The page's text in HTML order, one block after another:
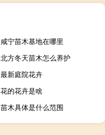
咸宁苗木基地在哪里
北方冬天苗木怎么养护
最新庭院花卉
花的花卉是啥
苗木具体是什么范围